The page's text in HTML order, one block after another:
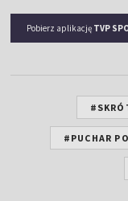
Pobierz aplikację TVP
#PUCHAR